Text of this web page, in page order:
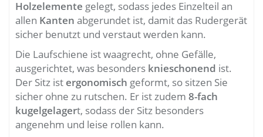
Holzelemente gelegt, sodass jedes Einzelteil an
allen Kanten abgerundet ist, damit das Rudergerät
sicher benutzt und verstaut werden kann.
Die Laufschiene ist waagrecht, ohne Gefälle,
ausgerichtet, was besonders knieschonend ist.
Der Sitz ist ergonomisch geformt, so sitzen Sie
sicher ohne zu rutschen. Er ist zudem 8-fach
kugelgelagert, sodass der Sitz besonders
angenehm und leise rollen kann.